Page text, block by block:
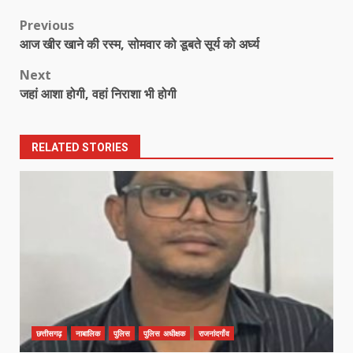
Post
Previous
आज खीर खाने की रस्म, सोमवार को डूबते सूर्य को अर्घ्य
Next
जहां आशा होगी, वहां निराशा भी होगी
RELATED STORIES
छत्तीसगढ़ नाबालिक पुलिस पुलिस अधीक्षक राजनांदगाँव